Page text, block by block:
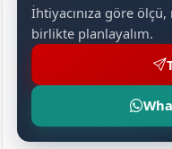
İhtiyacınıza göre
birlikte planlayalım.